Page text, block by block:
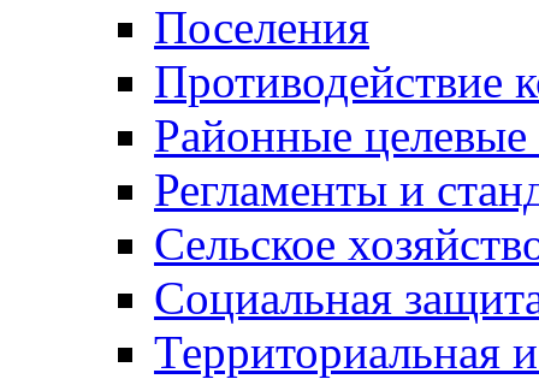
Поселения
Противодействие
Районные
Регламенты и
Сельское
Социальная
Территориальная